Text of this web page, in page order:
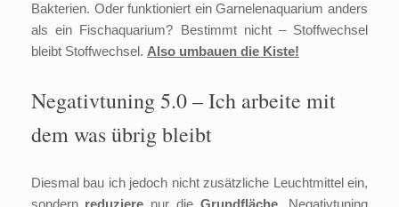
Bakterien. Oder funktioniert ein Garnelenaquarium anders
als ein Fischaquarium? Bestimmt nicht – Stoffwechsel
bleibt Stoffwechsel. Also umbauen die Kiste!
Negativtuning 5.0 – Ich arbeite mit
dem was übrig bleibt
Diesmal bau ich jedoch nicht zusätzliche Leuchtmittel ein,